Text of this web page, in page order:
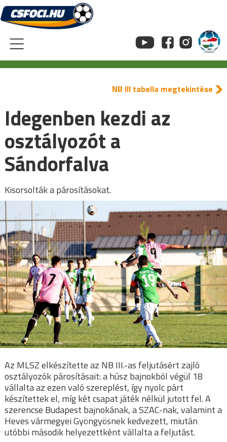
Skip
to
content
NB III tabella megtekintése
Idegenben kezdi az
osztályozót a
Sándorfalva
Kisorsolták a párosításokat.
Az MLSZ elkészítette az NB III.-as feljutásért zajló
osztályozók párosításait: a húsz bajnokból végül 18
vállalta az ezen való szereplést, így nyolc párt
készítettek el, míg két csapat játék nélkül jutott fel. A
szerencse Budapest bajnokának, a SZAC-nak, valamint a
Heves vármegyei Gyöngyösnek kedvezett, miután
utóbbi második helyezettként vállalta a feljutást.